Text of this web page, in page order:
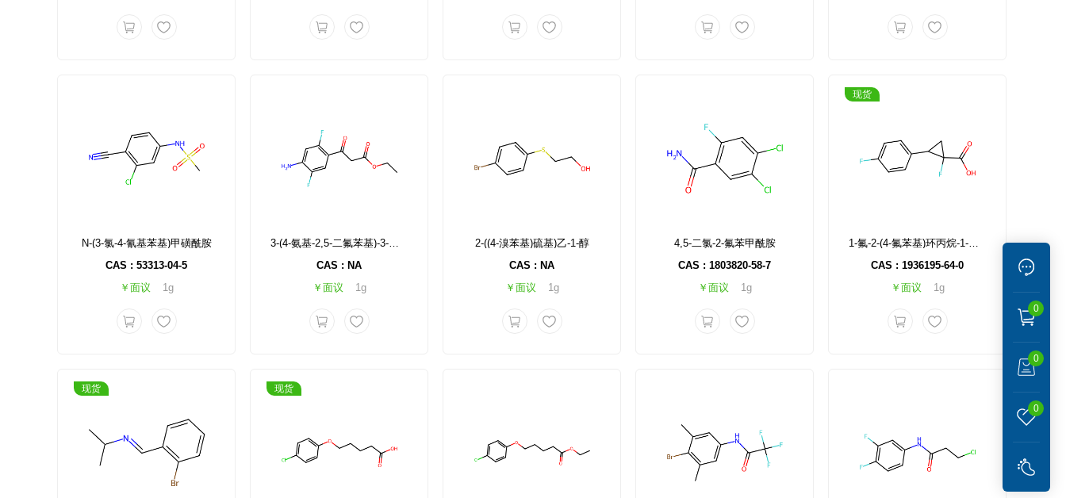
0
0
0
N-(3-氯-4-氰基苯基)甲磺酰胺
CAS : 53313-04-5
￥面议
1g
3-(4-氨基-2,5-二氟苯基)-3-氧代丙酸乙酯
CAS : NA
￥面议
1g
2-((4-溴苯基)硫基)乙-1-醇
CAS : NA
￥面议
1g
4,5-二氯-2-氟苯甲酰胺
CAS : 1803820-58-7
￥面议
1g
现货
1-氟-2-(4-氟苯基)环丙烷-1-羧酸
CAS : 1936195-64-0
￥面议
1g
现货 现货